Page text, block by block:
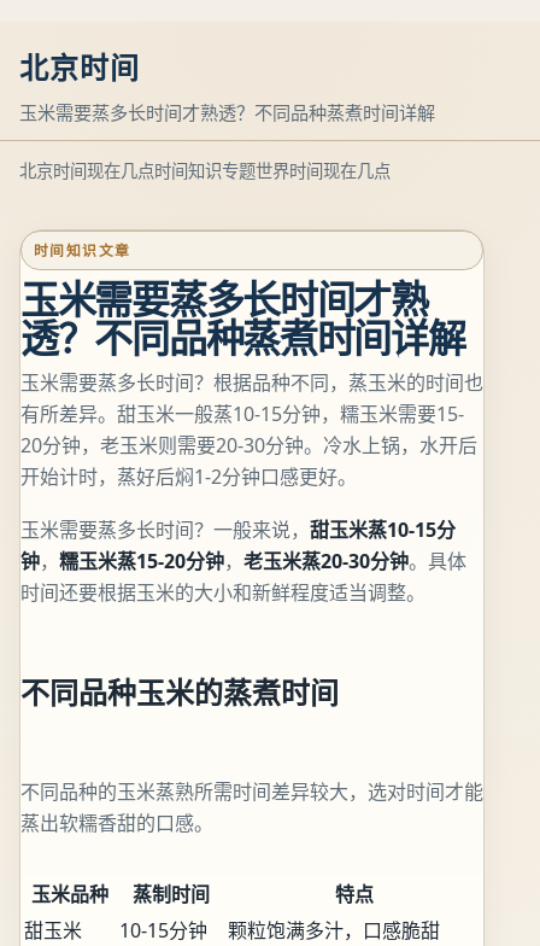
北京时间
玉米需要蒸多长时间才熟透？不同品种蒸煮时间详解
北京时间现在几点时间知识专题世界时间现在几点
时间知识文章
玉米需要蒸多长时间才熟
透？不同品种蒸煮时间详解
玉米需要蒸多长时间？根据品种不同，蒸玉米的时间也
有所差异。甜玉米一般蒸10-15分钟，糯玉米需要15-
20分钟，老玉米则需要20-30分钟。冷水上锅，水开后
开始计时，蒸好后焖1-2分钟口感更好。
玉米需要蒸多长时间？一般来说， 甜玉米蒸10-15分
钟， 糯玉米蒸15-20分钟， 老玉米蒸20-30分钟。具体
时间还要根据玉米的大小和新鲜程度适当调整。
不同品种玉米的蒸煮时间
不同品种的玉米蒸熟所需时间差异较大，选对时间才能
蒸出软糯香甜的口感。
玉米品种 蒸制时间
特点
甜玉米
10-15分钟
颗粒饱满多汁，口感脆甜